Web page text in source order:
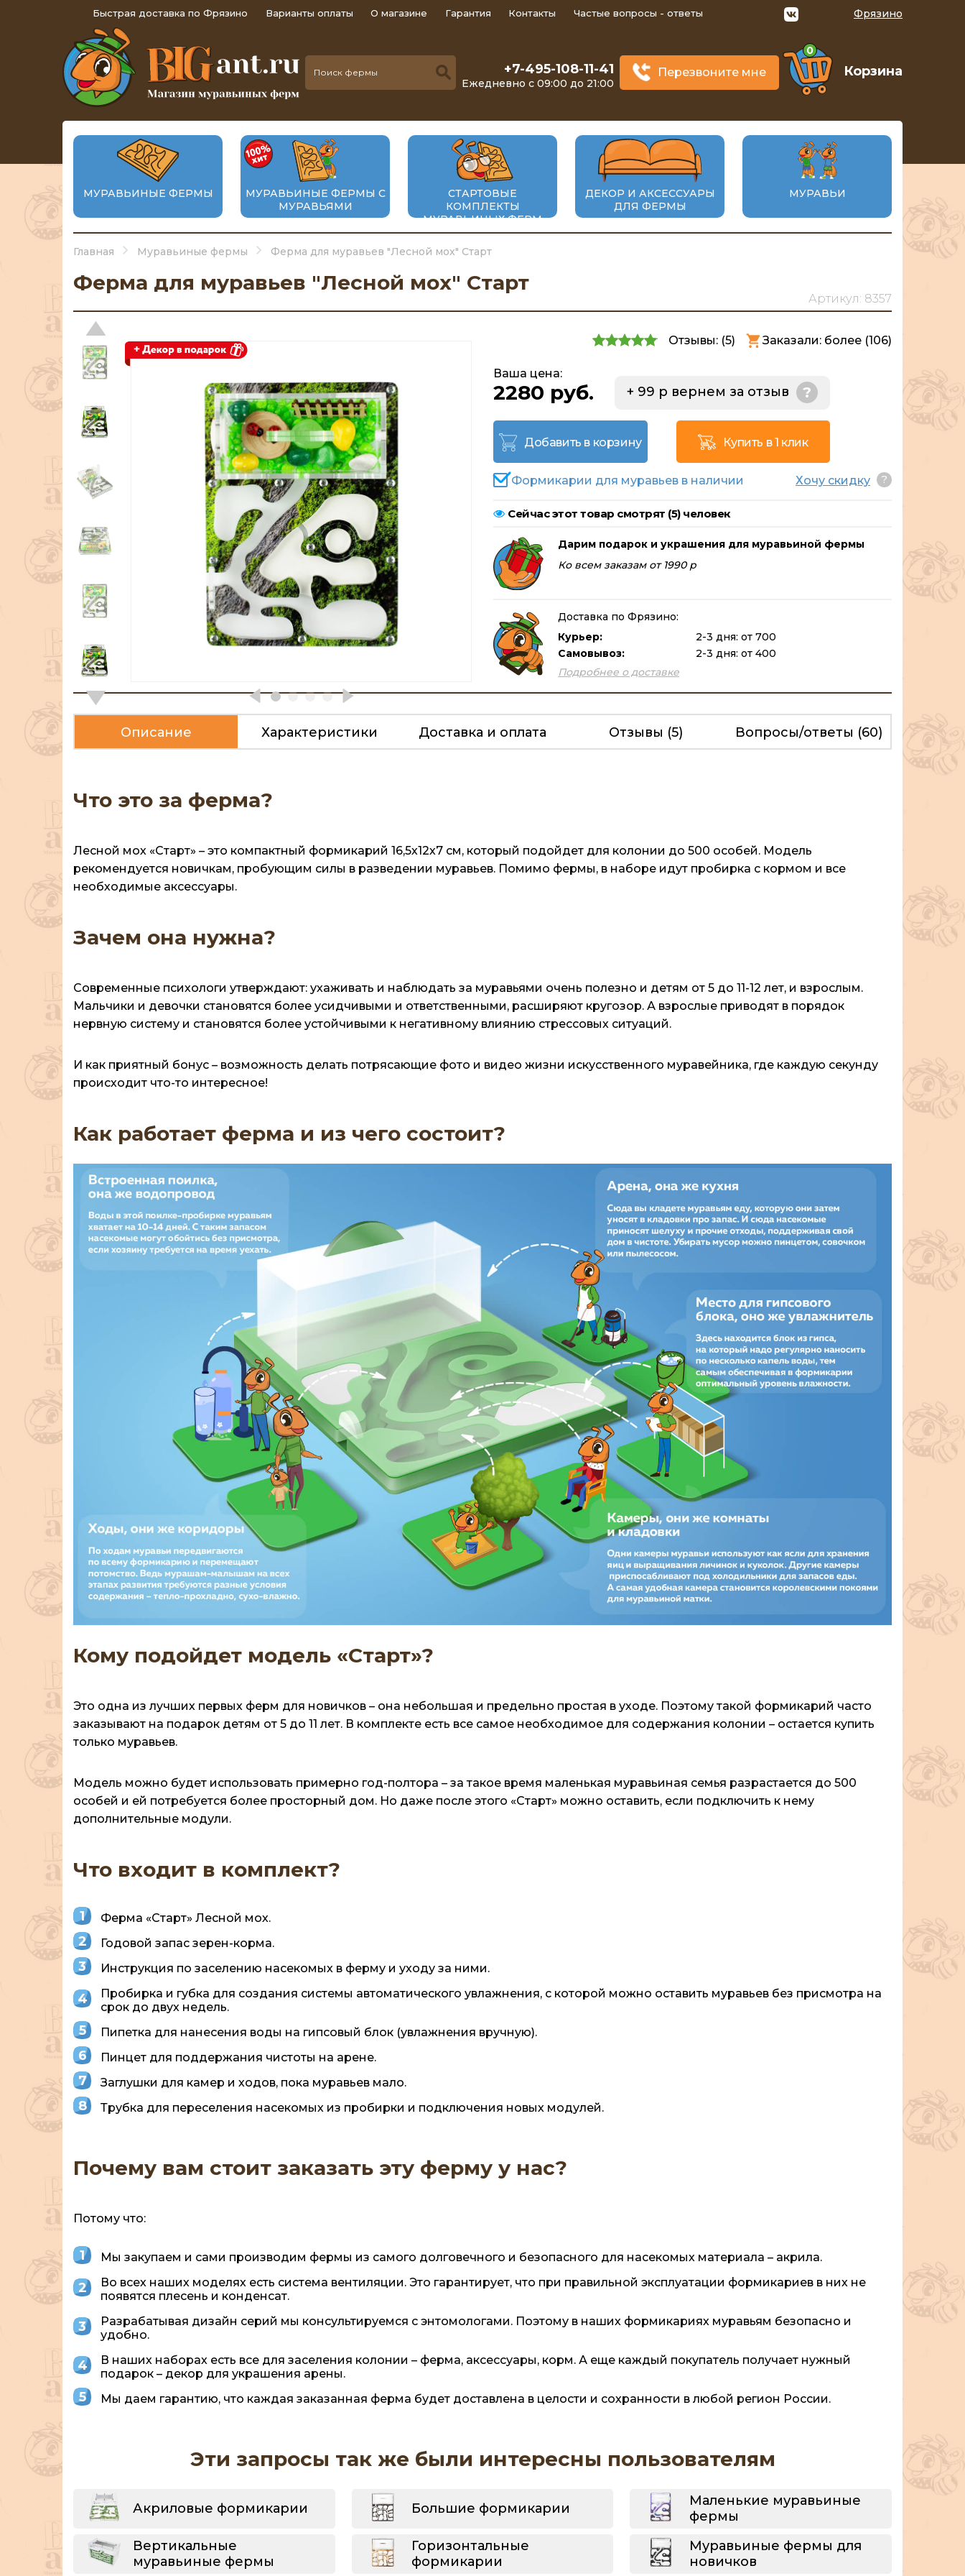
Быстрая доставка по Фрязино Варианты оплаты О магазине Гарантия Контакты Частые вопросы - ответы Фрязино
+7-495-108-11-41
Ежедневно с 09:00 до 21:00
Перезвоните мне Корзина
0
МУРАВЬИНЫЕ ФЕРМЫ
МУРАВЬИНЫЕ ФЕРМЫ С
МУРАВЬЯМИ
СТАРТОВЫЕ
КОМПЛЕКТЫ
МУРАВЬИНЫХ ФЕРМ
ДЕКОР И АКСЕССУАРЫ
ДЛЯ ФЕРМЫ
МУРАВЬИ
Главная Муравьиные фермы Ферма для муравьев "Лесной мох" Старт
Ферма для муравьев "Лесной мох" Старт
Артикул: 8357
Отзывы: (5) Заказали: более (106)
Ваша цена:
2280 руб. + 99 р вернем за отзыв ?
Добавить в корзину Купить в 1 клик
Формикарии для муравьев в наличии Хочу скидку ?
Сейчас этот товар смотрят (5) человек
Дарим подарок и украшения для муравьиной фермы
Ко всем заказам от 1990 р
Доставка по Фрязино:
Курьер:
2-3 дня: от 700
Самовывоз:
2-3 дня: от 400
Подробнее о доставке
Описание Характеристики Доставка и оплата Отзывы (5) Вопросы/ответы (60)
Что это за ферма?
Лесной мох «Старт» – это компактный формикарий 16,5х12х7 см, который подойдет для колонии до 500 особей. Модель
рекомендуется новичкам, пробующим силы в разведении муравьев. Помимо фермы, в наборе идут пробирка с кормом и все
необходимые аксессуары.
Зачем она нужна?
Современные психологи утверждают: ухаживать и наблюдать за муравьями очень полезно и детям от 5 до 11-12 лет, и взрослым.
Мальчики и девочки становятся более усидчивыми и ответственными, расширяют кругозор. А взрослые приводят в порядок
нервную систему и становятся более устойчивыми к негативному влиянию стрессовых ситуаций.
И как приятный бонус – возможность делать потрясающие фото и видео жизни искусственного муравейника, где каждую секунду
происходит что-то интересное!
Как работает ферма и из чего состоит?
Кому подойдет модель «Старт»?
Это одна из лучших первых ферм для новичков – она небольшая и предельно простая в уходе. Поэтому такой формикарий часто
заказывают на подарок детям от 5 до 11 лет. В комплекте есть все самое необходимое для содержания колонии – остается купить
только муравьев.
Модель можно будет использовать примерно год-полтора – за такое время маленькая муравьиная семья разрастается до 500
особей и ей потребуется более просторный дом. Но даже после этого «Старт» можно оставить, если подключить к нему
дополнительные модули.
Что входит в комплект?
Ферма «Старт» Лесной мох.
Годовой запас зерен-корма.
Инструкция по заселению насекомых в ферму и уходу за ними.
Пробирка и губка для создания системы автоматического увлажнения, с которой можно оставить муравьев без присмотра на
срок до двух недель.
Пипетка для нанесения воды на гипсовый блок (увлажнения вручную).
Пинцет для поддержания чистоты на арене.
Заглушки для камер и ходов, пока муравьев мало.
Трубка для переселения насекомых из пробирки и подключения новых модулей.
Почему вам стоит заказать эту ферму у нас?
Потому что:
Мы закупаем и сами производим фермы из самого долговечного и безопасного для насекомых материала – акрила.
Во всех наших моделях есть система вентиляции. Это гарантирует, что при правильной эксплуатации формикариев в них не
появятся плесень и конденсат.
Разрабатывая дизайн серий мы консультируемся с энтомологами. Поэтому в наших формикариях муравьям безопасно и
удобно.
В наших наборах есть все для заселения колонии – ферма, аксессуары, корм. А еще каждый покупатель получает нужный
подарок – декор для украшения арены.
Мы даем гарантию, что каждая заказанная ферма будет доставлена в целости и сохранности в любой регион России.
Эти запросы так же были интересны пользователям
Акриловые формикарии Большие формикарии
Маленькие муравьиные
фермы
Вертикальные
муравьиные фермы
Горизонтальные
формикарии
Муравьиные фермы для
новичков